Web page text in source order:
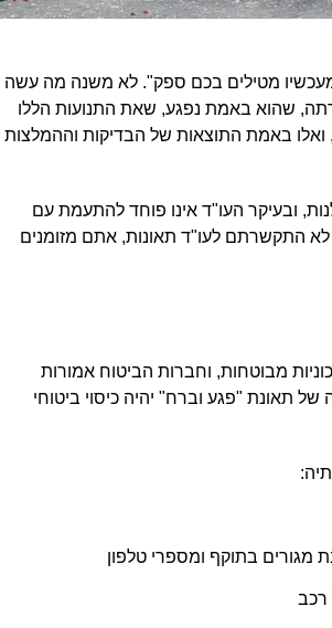
מטילים בכם ספק". לא משנה מה עשה
שהוא באמת נפגע, שאת התנועות הללו
באמת התוצאות של הבדיקות וההמלצות
ובעיקר העו"ד אינו פוחד להתעמת עם
לא התקשרתם לעו"ד תאונות, אתם מזומנים
מבוטחות, וחברות הביטוח אמורות
תאונת "פגע וברח" יהיה כיסוי ביטוחי
מגורים בתוקף ומספרי טלפון
רכב